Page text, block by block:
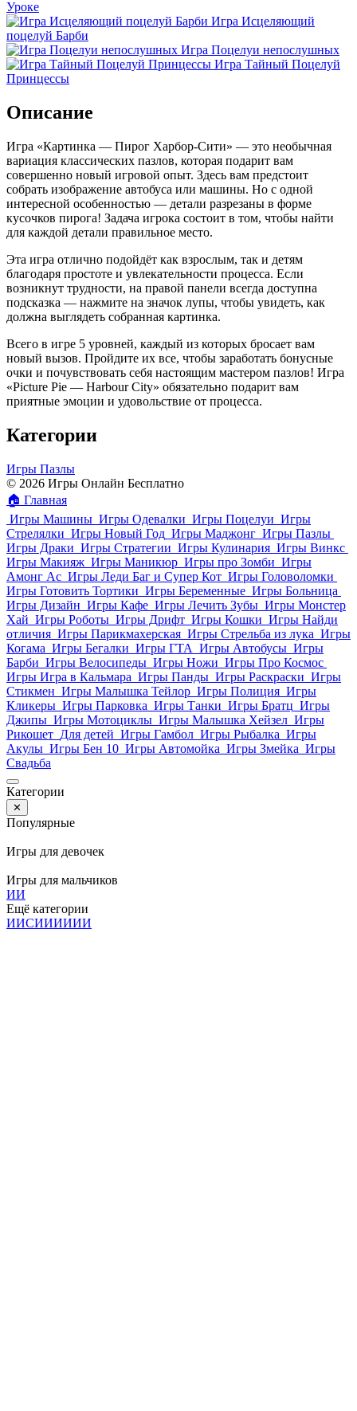
Уроке
Игра Исцеляющий
поцелуй Барби
Игра Поцелуи непослушных
Игра Тайный Поцелуй
Принцессы
Описание
Игра «Картинка — Пирог Харбор-Сити» — это необычная
вариация классических пазлов, которая подарит вам
совершенно новый игровой опыт. Здесь вам предстоит
собрать изображение автобуса или машины. Но с одной
интересной особенностью — детали разрезаны в форме
кусочков пирога! Задача игрока состоит в том, чтобы найти
для каждой детали правильное место.
Эта игра отлично подойдёт как взрослым, так и детям
благодаря простоте и увлекательности процесса. Если
возникнут трудности, на правой панели всегда доступна
подсказка — нажмите на значок лупы, чтобы увидеть, как
должна выглядеть собранная картинка.
Всего в игре 5 уровней, каждый из которых бросает вам
новый вызов. Пройдите их все, чтобы заработать бонусные
очки и почувствовать себя настоящим мастером пазлов! Игра
«Picture Pie — Harbour City» обязательно подарит вам
приятные эмоции и удовольствие от процесса.
Категории
Игры Пазлы
© 2026 Игры Онлайн Бесплатно
🏠 Главная
Игры Машины Игры Одевалки Игры Поцелуи Игры
Стрелялки Игры Новый Год Игры Маджонг Игры Пазлы
Игры Драки Игры Стратегии Игры Кулинария Игры Винкс
Игры Макияж Игры Маникюр Игры про Зомби Игры
Амонг Ас Игры Леди Баг и Супер Кот Игры Головоломки
Игры Готовить Тортики Игры Беременные Игры Больница
Игры Дизайн Игры Кафе Игры Лечить Зубы Игры Монстер
Хай Игры Роботы Игры Дрифт Игры Кошки Игры Найди
отличия Игры Парикмахерская Игры Стрельба из лука Игры
Когама Игры Бегалки Игры ГТА Игры Автобусы Игры
Барби Игры Велосипеды Игры Ножи Игры Про Космос
Игры Игра в Кальмара Игры Панды Игры Раскраски Игры
Стикмен Игры Малышка Тейлор Игры Полиция Игры
Кликеры Игры Парковка Игры Танки Игры Братц Игры
Джипы Игры Мотоциклы Игры Малышка Хейзел Игры
Рикошет Для детей Игры Гамбол Игры Рыбалка Игры
Акулы Игры Бен 10 Игры Автомойка Игры Змейка Игры
Свадьба
Категории
✕
Популярные
Игры для девочек
Игры для мальчиков
ИИ
Ещё категории
ИИСИИИИИИ